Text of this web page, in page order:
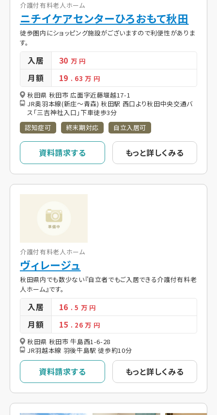
介護付有料老人ホーム
ニチイケアセンターひろおもて秋田
徒歩圏内にショッピング施設がございますので利便性がありま
す。
入居 30万 円
月額 19 . 63万 円
秋田県 秋田市 広面字近藤堰越17-1
JR奥羽本線(新庄～青森) 秋田駅 西口より秋田中央交通バ
ス「三吉神社入口」下車徒歩3分
認知症可
終末期対応 自立入居可
資料請求する もっと詳しくみる
介護付有料老人ホーム
ヴィレージュ
秋田県内でも数少ない『自立者でもご入居できる介護付有料老
人ホーム』です。
入居 16 . 5 万 円
月額 15 . 26万 円
秋田県 秋田市 牛島西1-6-28
JR羽越本線 羽後牛島駅 徒歩約10分
資料請求する もっと詳しくみる